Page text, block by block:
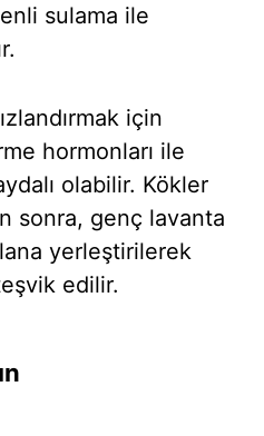
sulama ile
için
hormonları ile
olabilir. Kökler
sonra, genç lavanta
yerleştirilerek
edilir.